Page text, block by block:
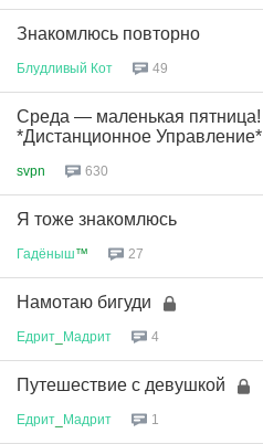
Знакомлюсь повторно
Блудливый Кот 49
Среда — маленькая пятница!
*Дистанционное Управление*
svpn 630
Я тоже знакомлюсь
Гадёныш™ 27
Намотаю бигуди
Едрит Мадрит 4
Путешествие с девушкой
Едрит Мадрит 1